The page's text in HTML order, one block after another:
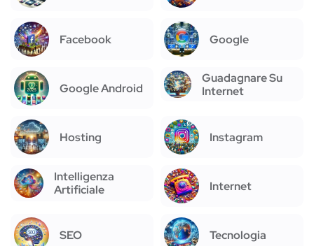
Facebook Google
Google Android
Guadagnare Su
Internet
Hosting Instagram
Intelligenza
Artificiale
Internet
SEO Tecnologia